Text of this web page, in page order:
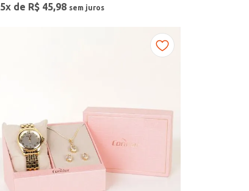
5x de R$ 45,98